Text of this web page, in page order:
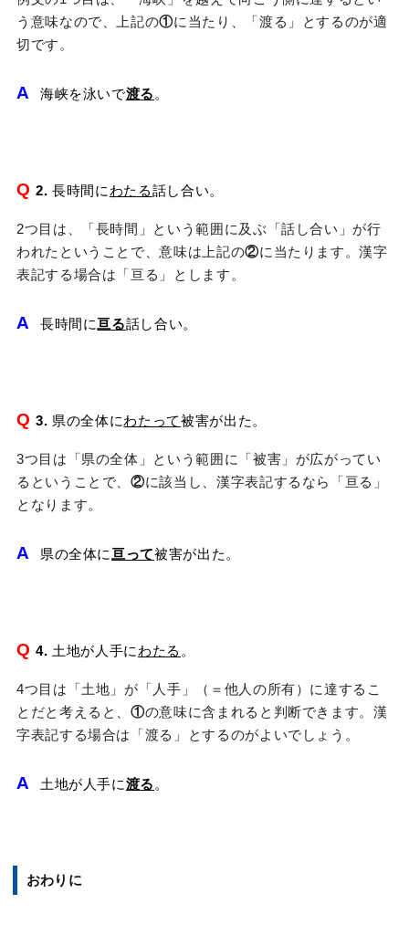
う意味なので、上記の①に当たり、「渡る」とするのが適
切です。
A 海峡を泳いで渡る
Q2. 長時間に わたる 話し合い。
2つ目は、「長時間」という範囲に及ぶ「話し合い」が行
われたということで、意味は上記の②に当たります。漢字
表記する場合は「亘る」とします。
A 長時間に 亘る話し合い。
Q3. 県の全体に わたって 被害が出た。
3つ目は「県の全体」という範囲に「被害」が広がってい
るということで、②に該当し、漢字表記するなら「亘る」
となります。
A 県の全体に 亘って被害が出た。
Q4. 土地が人手に わたる
4つ目は「土地」が「人手」（＝他人の所有）に達するこ
とだと考えると、①の意味に含まれると判断できます。漢
字表記する場合は「渡る」とするのがよいでしょう。
A 土地が人手に 渡る
おわりに